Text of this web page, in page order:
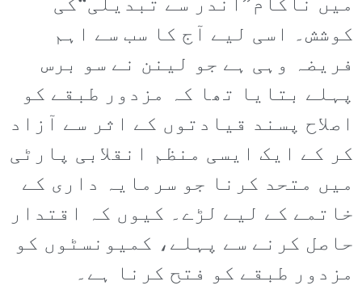
کوشش۔ اسی لیے آج کا سب سے اہم
فریضہ وہی ہے جو لینن نے سو برس
پہلے بتایا تھا کہ مزدور طبقے کو
اصلاح پسند قیادتوں کے اثر سے آزاد
کر کے ایک ایسی منظم انقلابی پارٹی
میں متحد کرنا جو سرمایہ داری کے
خاتمے کے لیے لڑے۔ کیوں کہ اقتدار
حاصل کرنے سے پہلے، کمیونسٹوں کو
مزدور طبقے کو فتح کرنا ہے۔